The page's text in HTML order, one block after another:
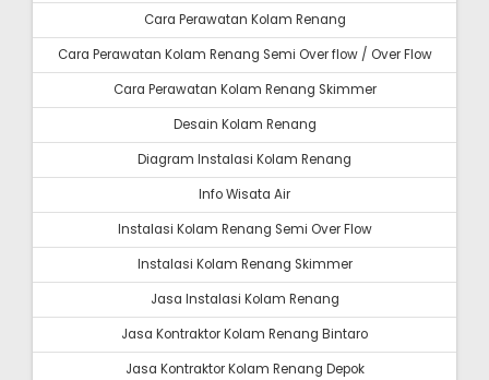
Cara Perawatan Kolam Renang
Cara Perawatan Kolam Renang Semi Over flow / Over Flow
Cara Perawatan Kolam Renang Skimmer
Desain Kolam Renang
Diagram Instalasi Kolam Renang
Info Wisata Air
Instalasi Kolam Renang Semi Over Flow
Instalasi Kolam Renang Skimmer
Jasa Instalasi Kolam Renang
Jasa Kontraktor Kolam Renang Bintaro
Jasa Kontraktor Kolam Renang Depok